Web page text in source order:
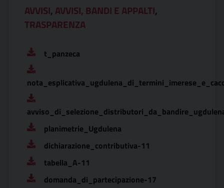
AVVISI, AVVISI, BANDI E APPALTI,
TRASPARENZA
t_panzeca
planimetrie_Ugdulena
dichiarazione_contributiva-11
tabella_A-11
domanda_di_partecipazione-17